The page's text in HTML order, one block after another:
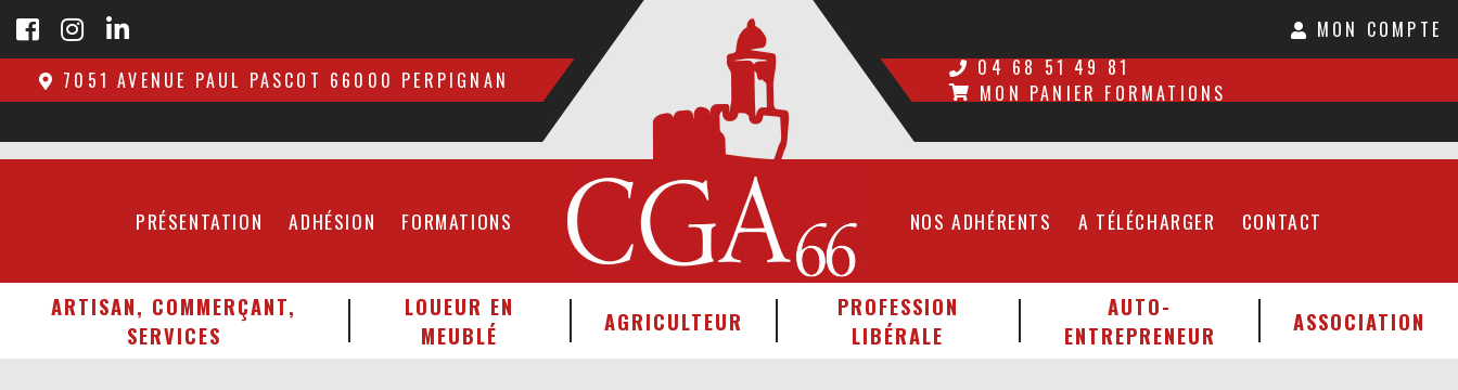
MON COMPTE
7051 AVENUE PAUL PASCOT 66000 PERPIGNAN
04 68 51 49 81
MON PANIER FORMATIONS
PRÉSENTATION ADHÉSION FORMATIONS NOS ADHÉRENTS A TÉLÉCHARGER CONTACT
ARTISAN, COMMERÇANT,
SERVICES
LOUEUR EN
MEUBLÉ
AGRICULTEUR
PROFESSION
LIBÉRALE
AUTO-
ENTREPRENEUR
ASSOCIATION